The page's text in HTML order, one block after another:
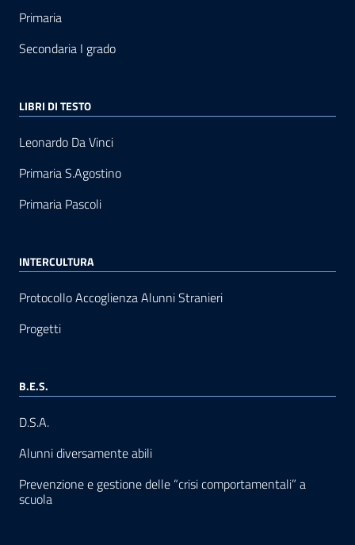
Primaria
Secondaria I grado
LIBRI DI TESTO
Leonardo Da Vinci
Primaria S.Agostino
Primaria Pascoli
INTERCULTURA
Protocollo Accoglienza Alunni Stranieri
Progetti
B.E.S.
D.S.A.
Alunni diversamente abili
Prevenzione e gestione delle “crisi comportamentali” a
scuola